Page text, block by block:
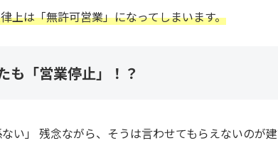
上は「無許可営業」になってしまいます。
も「営業停止」！？
い」 残念ながら、そうは言わせてもらえないのが